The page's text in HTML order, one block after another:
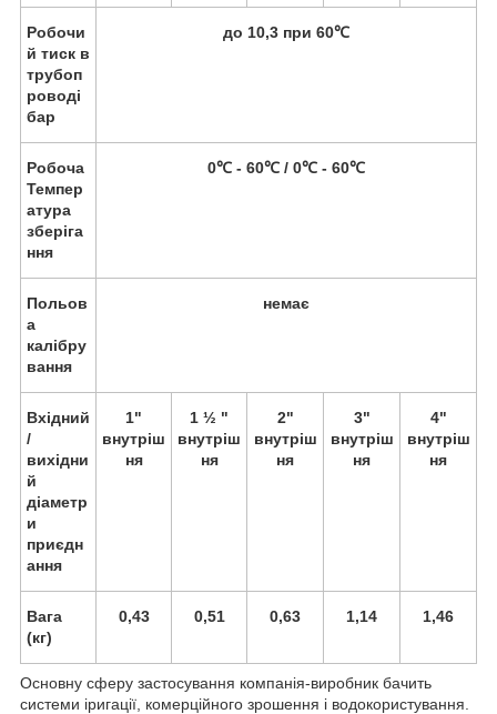
Робочи
й тиск в
трубоп
роводі
бар
до 10,3 при 60℃
Робоча
Темпер
атура
зберіга
ння
0℃ - 60℃ / 0℃ - 60℃
Польов
а
калібру
вання
немає
Вхідний
/
вихідни
й
діаметр
и
приєдн
ання
1"
внутріш
ня
1 ½ "
внутріш
ня
2"
внутріш
ня
3"
внутріш
ня
4"
внутріш
ня
Вага
(кг)
0,43 0,51 0,63 1,14 1,46
Основну сферу застосування компанія-виробник бачить
системи іригації, комерційного зрошення і водокористування.